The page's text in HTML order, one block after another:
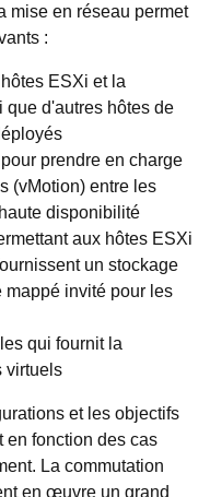
mise en réseau permet
:
ESXi et la
que d'autres hôtes de
prendre en charge
(vMotion) entre les
disponibilité
aux hôtes ESXi
un stockage
mappé invité pour les
qui fournit la
virtuels
et les objectifs
en fonction des cas
La commutation
en œuvre un grand